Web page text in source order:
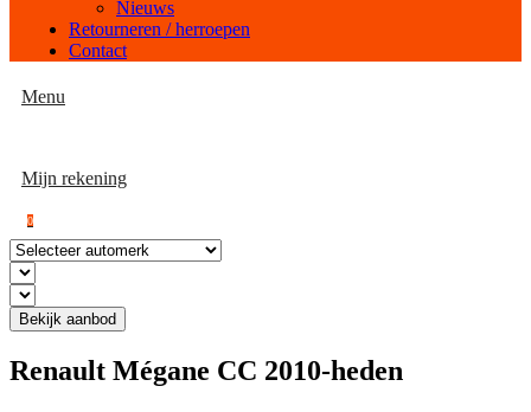
Nieuws
Retourneren / herroepen
Contact
Menu
Mijn rekening
0
Bekijk aanbod
Renault Mégane CC 2010-heden